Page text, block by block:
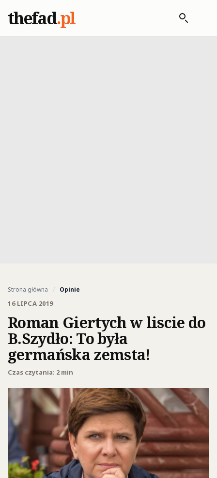
thefad.pl
Strona główna / Opinie
16 LIPCA 2019
Roman Giertych w liscie do
B.Szydło: To była
germańska zemsta!
Czas czytania: 2 min